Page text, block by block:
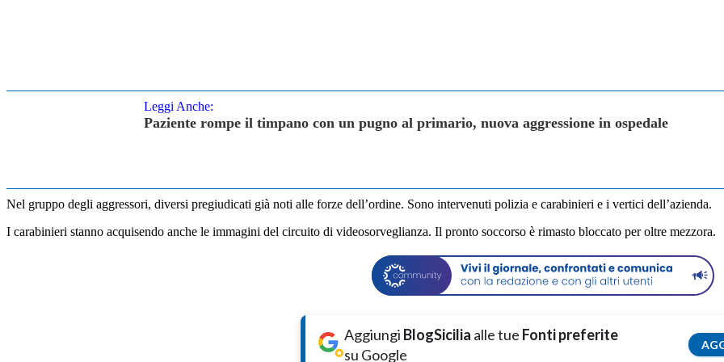
Leggi Anche:
Paziente rompe il timpano con un pugno al primario, nuova aggressione in ospedale
Nel gruppo degli aggressori, diversi pregiudicati già noti alle forze dell’ordine. Sono intervenuti polizia e carabinieri e i vertici dell’azienda.
I carabinieri stanno acquisendo anche le immagini del circuito di videosorveglianza. Il pronto soccorso è rimasto bloccato per oltre mezzora.
Aggiungi BlogSicilia alle tue Fonti preferite
su Google